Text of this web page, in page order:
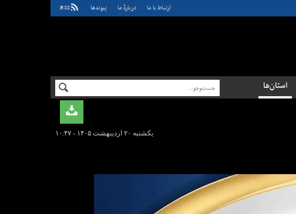
ارتباط با ما دربارهٔ ما پيوندها RSS
استان‌ها
یکشنبه ۲۰ اردیبهشت ۱۴۰۵ - ۱۰:۴۷